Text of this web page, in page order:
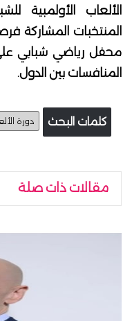
المنتخبات المشاركة
محفل رياضي شبابي
المنافسات بين الدول.
كلمات البحث دورة
مقالات ذات صلة